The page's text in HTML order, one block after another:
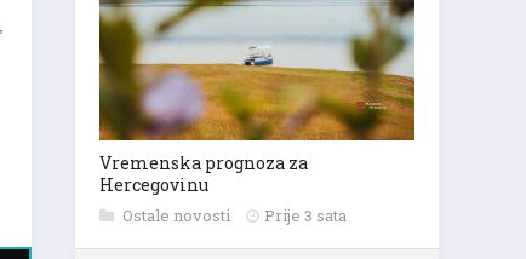
Vremenska prognoza za
Hercegovinu
Ostale novosti Prije 3 sata